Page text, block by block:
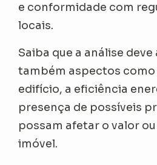
e conformidade com
locais.
Saiba que a análise
também aspectos
edifício, a eficiência
presença de possíveis
possam afetar o valor
imóvel.